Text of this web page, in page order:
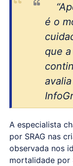
é o
que
A especialista
por SRAG nas
observada nos
mortalidade por